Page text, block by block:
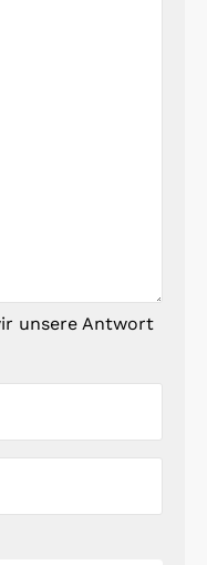
unsere Antwort